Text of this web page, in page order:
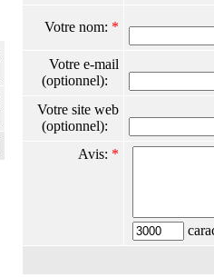
Votre nom: *
Votre e-mail
(optionnel):
Votre site web
(optionnel):
Avis: *